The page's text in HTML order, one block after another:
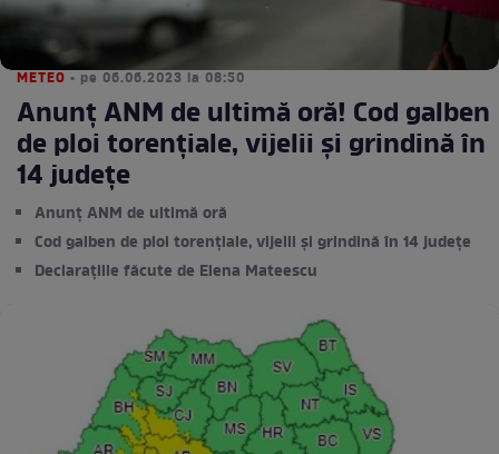
METEO • pe 06.06.2023 la 08:50
Anunț ANM de ultimă oră! Cod galben
de ploi torențiale, vijelii și grindină în
14 județe
Anunț ANM de ultimă oră
Cod galben de ploi torențiale, vijelii și grindină în 14 județe
Declarațiile făcute de Elena Mateescu